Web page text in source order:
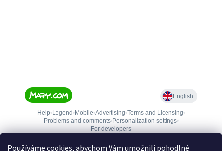
Používáme cookies, abychom Vám umožnili pohodlné